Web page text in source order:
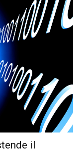
il